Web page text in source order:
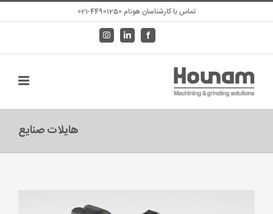
to
تماس با کارشناسان هونام 44901250-021
Facebook
LinkedIn
Instagram
هایلات صنایع